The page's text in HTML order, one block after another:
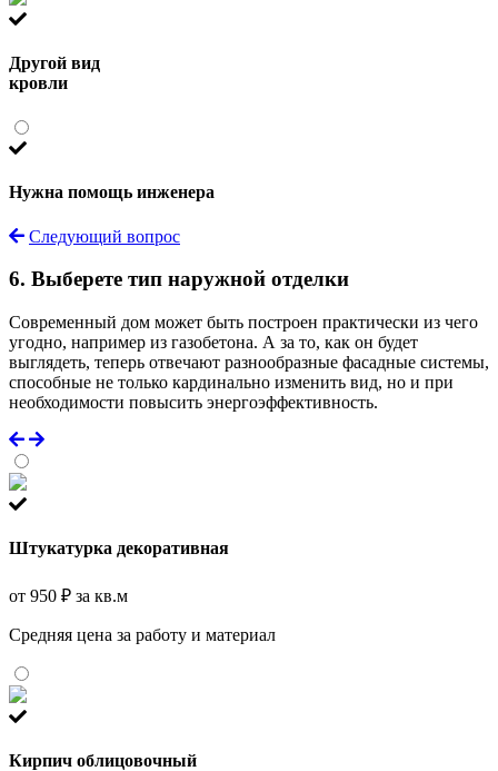
Другой вид
кровли
Нужна помощь инженера
Следующий вопрос
6. Выберете тип наружной отделки
Современный дом может быть построен практически из чего
угодно, например из газобетона. А за то, как он будет
выглядеть, теперь отвечают разнообразные фасадные системы,
способные не только кардинально изменить вид, но и при
необходимости повысить энергоэффективность.
Штукатурка декоративная
от 950 ₽ за кв.м
Средняя цена за работу и материал
Кирпич облицовочный